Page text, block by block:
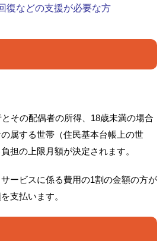
復などの支援が必要な方
その配偶者の所得、18歳未満の場合
属する世帯（住民基本台帳上の世
担の上限月額が決定されます。
ービスに係る費用の1割の金額の方が
支払います。